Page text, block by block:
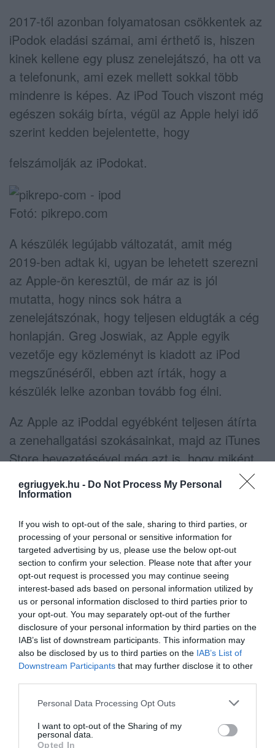
egriugyek.hu - Do Not Process My Personal
Information
If you wish to opt-out of the sale, sharing to third parties, or
processing of your personal or sensitive information for
targeted advertising by us, please use the below opt-out
section to confirm your selection. Please note that after your
opt-out request is processed you may continue seeing
interest-based ads based on personal information utilized by
us or personal information disclosed to third parties prior to
your opt-out. You may separately opt-out of the further
disclosure of your personal information by third parties on the
IAB’s list of downstream participants. This information may
also be disclosed by us to third parties on the IAB’s List of
Downstream Participants that may further disclose it to other
Please note that this website/app uses one or more Google
not limited to your visit or usage behaviour. You may click to
grant or deny consent to Google and its third-party tags to
Personal Data Processing Opt Outs
I want to opt-out of the Sharing of my
personal data.
Opted In
2017-től azonban folyamatosan csökkentek az
iPodok eladási számai, ami érthető is, hiszen
kinek kellene egy plusz zenelejátszó, ha ott va
a telefonunk, ami ezek mellett sokkal több
mindenre is képes. Az iPod Touch viszont még
egészen sokáig bírta, végül az Apple helyi idő
szerint kedden bejelentette, hogy
felszámolják az iPodokat.
Fotó: pikrepo.com
A készülék legújabb változatát, amit még
2019-ben adtak ki, ugyan be lehetett szerezni
az Apple-ön keresztül, de már az is jól
mutatta, hogy nincs sok hátra a
zenelejátszónak, hogy teljesen eldugták a cég
honlapján. Greg Joswiak, az Apple egyik
vezetője egy közleményt is kiadott az iPod
megszűnéséről, ebben azt írták, hogy a
készülék lelke azonban tovább fog élni.
Az Apple az iPoddal egyébként teljesen átírta
a zenehallgatási szokásainkat, majd az iTunes
Store bevezetésével még azt is, hogy miként
jutunk újabb dalokhoz. Ma már
elképzelhetetlen lenne, hogy ne az interneten
ennek a változásnak az egyik éllovasa volt a
most megszűnö iPod.
Viaugytudjuk.hu)
Ne maradjon le a legfrissebb hírekről, kövessen
bennünket az EGRI ÜGYEK Google Hírek oldalán!
VISSZA A FŐOLDALRA